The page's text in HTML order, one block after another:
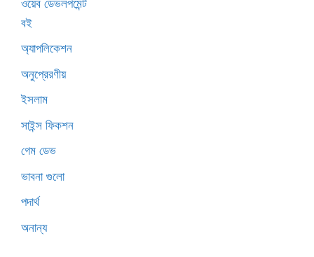
ওয়েব ডেভলপমেন্ট
বই
অ্যাপলিকেশন
অনুপ্রেরণীয়
ইসলাম
সাইন্স ফিকশন
গেম ডেভ
ভাবনা গুলো
পদার্থ
অনান্য